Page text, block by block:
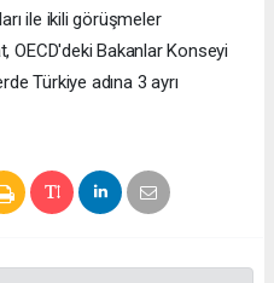
ile ikili görüşmeler
OECD'deki Bakanlar Konseyi
Türkiye adına 3 ayrı